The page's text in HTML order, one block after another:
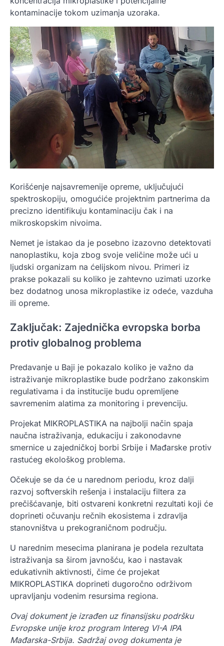
kontaminacije tokom uzimanja uzoraka.
Korišćenje najsavremenije opreme, uključujući
spektroskopiju, omogućiće projektnim partnerima da
precizno identifikuju kontaminaciju čak i na
mikroskopskim nivoima.
Nemet je istakao da je posebno izazovno detektovati
nanoplastiku, koja zbog svoje veličine može ući u
ljudski organizam na ćelijskom nivou. Primeri iz
prakse pokazali su koliko je zahtevno uzimati uzorke
bez dodatnog unosa mikroplastike iz odeće, vazduha
ili opreme.
Zaključak: Zajednička evropska borba
protiv globalnog problema
Predavanje u Baji je pokazalo koliko je važno da
istraživanje mikroplastike bude podržano zakonskim
regulativama i da institucije budu opremljene
savremenim alatima za monitoring i prevenciju.
Projekat MIKROPLASTIKA na najbolji način spaja
naučna istraživanja, edukaciju i zakonodavne
smernice u zajedničkoj borbi Srbije i Mađarske protiv
rastućeg ekološkog problema.
Očekuje se da će u narednom periodu, kroz dalji
razvoj softverskih rešenja i instalaciju filtera za
prečišćavanje, biti ostvareni konkretni rezultati koji će
doprineti očuvanju rečnih ekosistema i zdravlja
stanovništva u prekograničnom području.
U narednim mesecima planirana je podela rezultata
istraživanja sa širom javnošću, kao i nastavak
edukativnih aktivnosti, čime će projekat
MIKROPLASTIKA doprineti dugoročno održivom
upravljanju vodenim resursima regiona.
Ovaj dokument je izrađen uz finansijsku podršku
Evropske unije kroz program Intereg VI-A IPA
Mađarska-Srbija. Sadržaj ovog dokumenta je